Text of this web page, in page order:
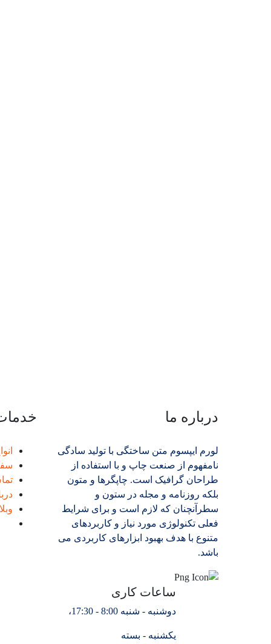
درباره ما
لورم ایپسوم متن ساختگی با تولید سادگی
نامفهوم از صنعت چاپ و با استفاده از
طراحان گرافیک است. چاپگرها و متون
بلکه روزنامه و مجله در ستون و
سطرآنچنان که لازم است و برای شرایط
فعلی تکنولوژی مورد نیاز و کاربردهای
متنوع با هدف بهبود ابزارهای کاربردی می
باشد.
ساعات کاری
دوشنبه - شنبه 8:00 - 17:30،
یکشنبه - بسته